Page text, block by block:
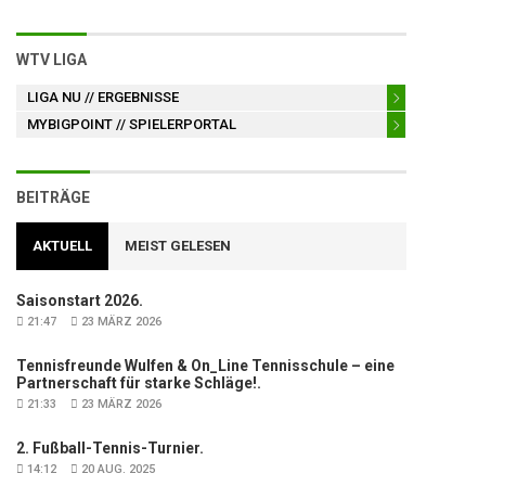
WTV LIGA
LIGA NU // ERGEBNISSE
MYBIGPOINT // SPIELERPORTAL
BEITRÄGE
AKTUELL MEIST GELESEN
Saisonstart 2026.
21:47 23 MÄRZ 2026
Tennisfreunde Wulfen & On_Line Tennisschule – eine
Partnerschaft für starke Schläge!.
21:33 23 MÄRZ 2026
2. Fußball-Tennis-Turnier.
14:12 20 AUG. 2025